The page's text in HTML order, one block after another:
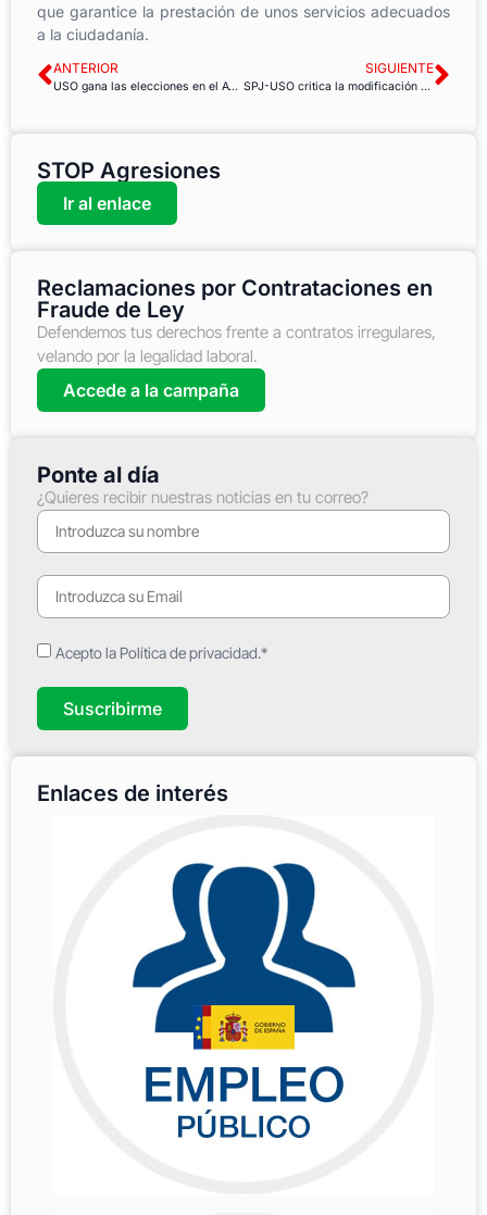
que garantice la prestación de unos servicios adecuados
a la ciudadanía.
ANTERIOR
USO gana las elecciones en el Ayuntamiento de Tortosa
SIGUIENTE
SPJ-USO critica la modificación de la orden de interinos en Andalucía
STOP Agresiones
Ir al enlace
Reclamaciones por Contrataciones en
Fraude de Ley
Defendemos tus derechos frente a contratos irregulares,
velando por la legalidad laboral.
Accede a la campaña
Ponte al día
¿Quieres recibir nuestras noticias en tu correo?
Acepto la Política de privacidad.*
Suscribirme
Enlaces de interés